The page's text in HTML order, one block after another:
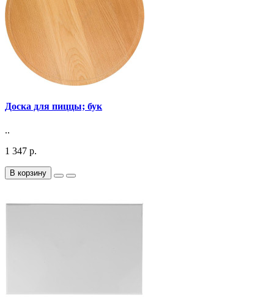
Доска для пиццы; бук
..
1 347 р.
В корзину